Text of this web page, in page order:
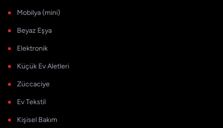
Mobilya (mini)
Beyaz Eşya
Elektronik
Küçük Ev Aletleri
Züccaciye
Ev Tekstil
Kişisel Bakım